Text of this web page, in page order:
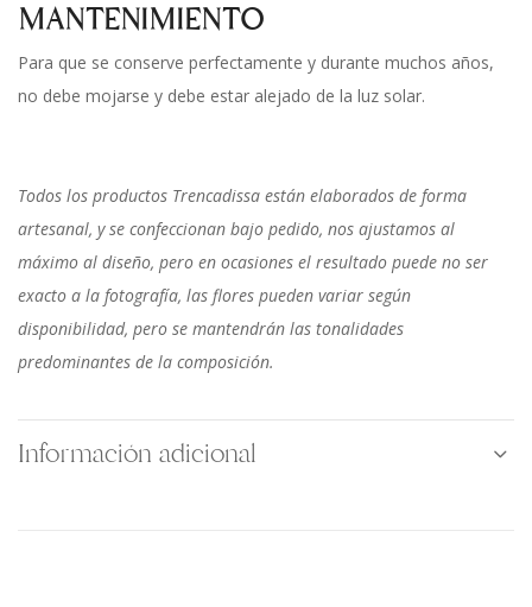
MANTENIMIENTO
Para que se conserve perfectamente y durante muchos años,
no debe mojarse y debe estar alejado de la luz solar.
Todos los productos Trencadissa están elaborados de forma
artesanal, y se confeccionan bajo pedido, nos ajustamos al
máximo al diseño, pero en ocasiones el resultado puede no ser
exacto a la fotografía, las flores pueden variar según
disponibilidad, pero se mantendrán las tonalidades
predominantes de la composición.
Información adicional